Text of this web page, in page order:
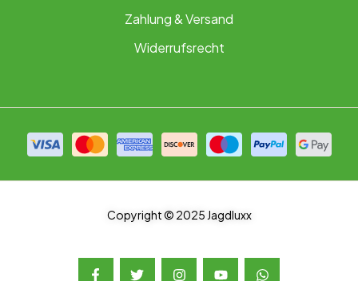
Zahlung & Versand
Widerrufsrecht
Copyright © 2025 Jagdluxx